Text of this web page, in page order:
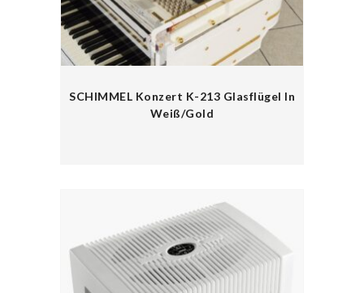
SCHIMMEL Konzert K-213 Glasflügel In
Weiß/Gold